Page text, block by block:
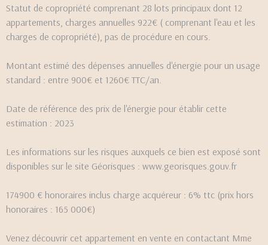
Statut de copropriété comprenant 28 lots principaux dont 12
appartements, charges annuelles 922€ ( comprenant l'eau et les
charges de copropriété), pas de procédure en cours.
Montant estimé des dépenses annuelles d'énergie pour un usage
standard : entre 900€ et 1260€ TTC/an.
Date de référence des prix de l'énergie pour établir cette
estimation : 2023
Les informations sur les risques auxquels ce bien est exposé sont
disponibles sur le site Géorisques : www.georisques.gouv.fr
174900 € honoraires inclus charge acquéreur : 6% ttc (prix hors
honoraires : 165 000€)
Venez découvrir cet appartement en vente en contactant Mme